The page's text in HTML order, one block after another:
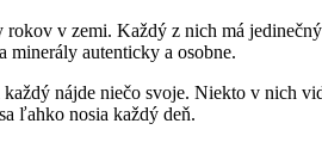
v zemi. Každý z nich má
minerály autenticky a osobne.
nájde niečo svoje. Niekto v nich
ľahko nosia každý deň.